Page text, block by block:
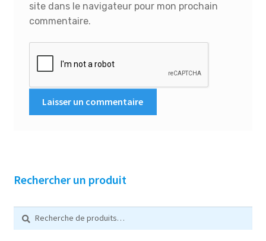
site dans le navigateur pour mon prochain
commentaire.
Rechercher un produit
pour :